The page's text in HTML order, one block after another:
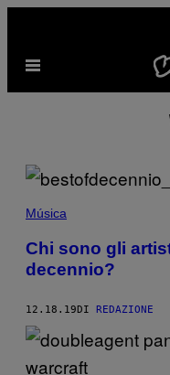
contenuto
Apri
menu
Música
Chi sono gli
decennio?
12.18.19 DI REDAZIONE